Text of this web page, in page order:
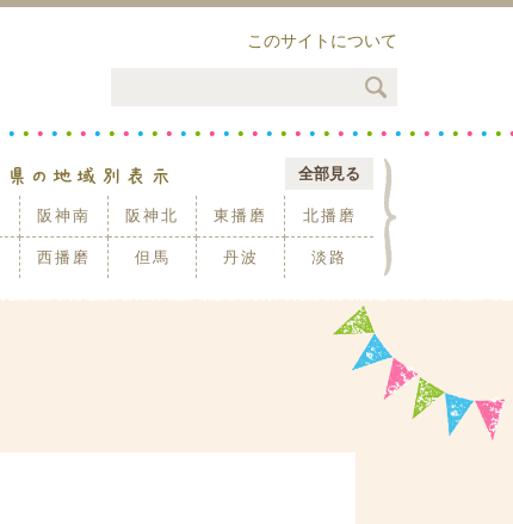
このサイトについて
全部見る
阪神南 阪神北 東播磨 北播磨
西播磨 但馬 丹波 淡路